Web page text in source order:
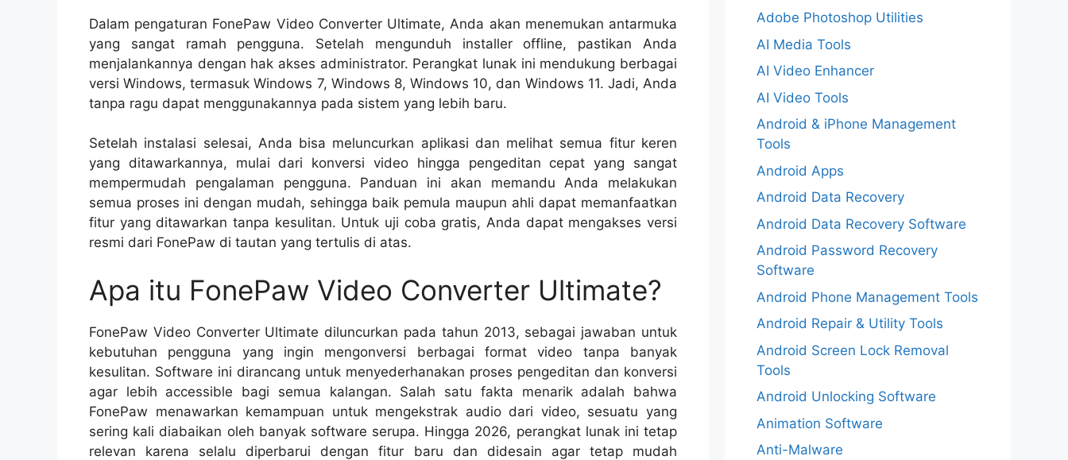
Dalam pengaturan FonePaw Video Converter Ultimate, Anda akan menemukan antarmuka
yang sangat ramah pengguna. Setelah mengunduh installer offline, pastikan Anda
menjalankannya dengan hak akses administrator. Perangkat lunak ini mendukung berbagai
versi Windows, termasuk Windows 7, Windows 8, Windows 10, dan Windows 11. Jadi, Anda
tanpa ragu dapat menggunakannya pada sistem yang lebih baru.
Setelah instalasi selesai, Anda bisa meluncurkan aplikasi dan melihat semua fitur keren
yang ditawarkannya, mulai dari konversi video hingga pengeditan cepat yang sangat
mempermudah pengalaman pengguna. Panduan ini akan memandu Anda melakukan
semua proses ini dengan mudah, sehingga baik pemula maupun ahli dapat memanfaatkan
fitur yang ditawarkan tanpa kesulitan. Untuk uji coba gratis, Anda dapat mengakses versi
resmi dari FonePaw di tautan yang tertulis di atas.
Apa itu FonePaw Video Converter Ultimate?
FonePaw Video Converter Ultimate diluncurkan pada tahun 2013, sebagai jawaban untuk
kebutuhan pengguna yang ingin mengonversi berbagai format video tanpa banyak
kesulitan. Software ini dirancang untuk menyederhanakan proses pengeditan dan konversi
agar lebih accessible bagi semua kalangan. Salah satu fakta menarik adalah bahwa
FonePaw menawarkan kemampuan untuk mengekstrak audio dari video, sesuatu yang
sering kali diabaikan oleh banyak software serupa. Hingga 2026, perangkat lunak ini tetap
relevan karena selalu diperbarui dengan fitur baru dan didesain agar tetap mudah
Adobe Photoshop Utilities
AI Media Tools
AI Video Enhancer
AI Video Tools
Android & iPhone Management
Tools
Android Apps
Android Data Recovery
Android Data Recovery Software
Android Password Recovery
Software
Android Phone Management Tools
Android Repair & Utility Tools
Android Screen Lock Removal
Tools
Android Unlocking Software
Animation Software
Anti-Malware